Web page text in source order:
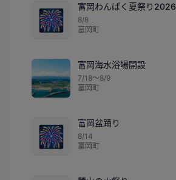
🎆
富岡わんぱく夏祭り2026
8/8
富岡町
富岡海水浴場開設
7/18〜8/9
富岡町
🎆
富岡盆踊り
8/14
富岡町